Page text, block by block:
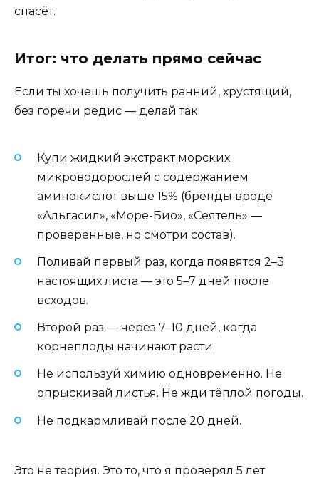
спасёт.
Итог: что делать прямо сейчас
Если ты хочешь получить ранний, хрустящий,
без горечи редис — делай так:
Купи жидкий экстракт морских
микроводорослей с содержанием
аминокислот выше 15% (бренды вроде
«Альгасил», «Море-Био», «Сеятель» —
проверенные, но смотри состав).
Поливай первый раз, когда появятся 2–3
настоящих листа — это 5–7 дней после
всходов.
Второй раз — через 7–10 дней, когда
корнеплоды начинают расти.
Не используй химию одновременно. Не
опрыскивай листья. Не жди тёплой погоды.
Не подкармливай после 20 дней.
Это не теория. Это то, что я проверял 5 лет